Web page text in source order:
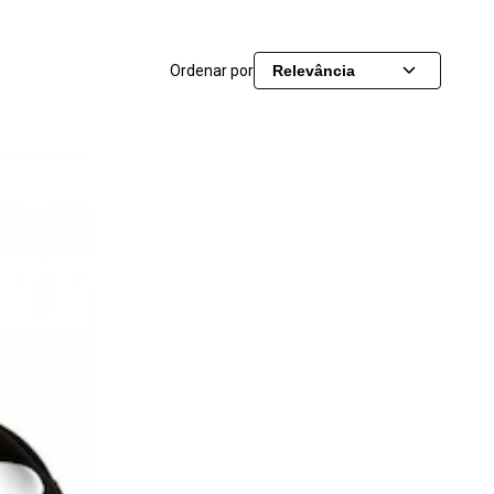
Ordenar por Relevância